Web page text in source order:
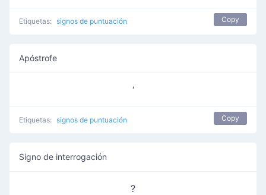
Etiquetas: signos de puntuación Copy
Apóstrofe
‘
Etiquetas: signos de puntuación Copy
Signo de interrogación
?